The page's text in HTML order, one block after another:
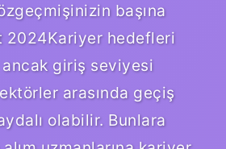
başına
2024Kariyer hedefleri
ancak giriş seviyesi
arasında geçiş
olabilir. Bunlara